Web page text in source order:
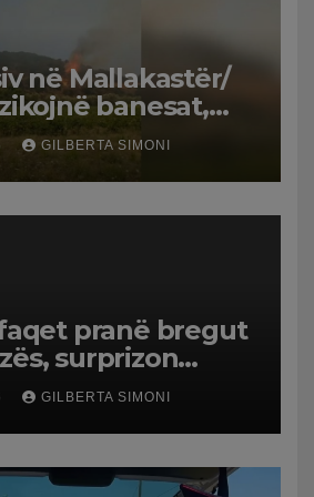
në Mallakastër/
banesat,
disa familje
GILBERTA SIMONI
pranë bregut
surprizon
dhe banorët
GILBERTA SIMONI